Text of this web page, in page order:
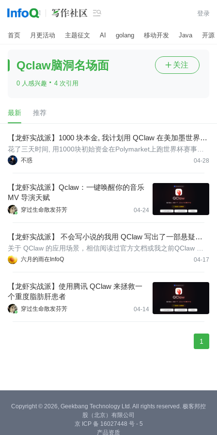
 登录
首页 月更活动 主题征文 AI golang 移动开发 Java 开源
Qclaw脑洞名场面
0 人感兴趣 · 4 次引用
 关注
最新 推荐
【龙虾实战派】1000 块本金, 我计划用 QClaw 在美加墨世界杯
预测市场赚到第一桶金
不惑 04-28
花了三天时间, 用1000块初始资金在Polymarket上跑世界杯赛事预
测, 实现最终收益翻倍。全程用腾讯QClaw操作, 微信发句话就能交
【龙虾实战派】Qclaw：一键唤醒你的音乐
MV 导演天赋
穿过生命散发芬芳 04-24
【龙虾实战派】 不会写小说的我用 QClaw 写出了一部悬疑小
说
六月的雨在InfoQ 04-17
关于 QClaw 的应用场景，相信阅读过官方文档或我之前QClaw 介
绍文章的同学已经比较熟悉了。这里仅作简要回顾，因为本文的目
【龙虾实战派】使用腾讯 QClaw 来拯救一
个重度脂肪肝患者
穿过生命散发芬芳 04-14
1
Copyright © 2026, Geekbang Technology Ltd. All rights reserved. 极客邦控
股（北京）有限公司
京 ICP 备 16027448 号 - 5
产品资质